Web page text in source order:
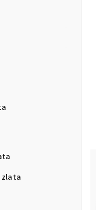
zlata